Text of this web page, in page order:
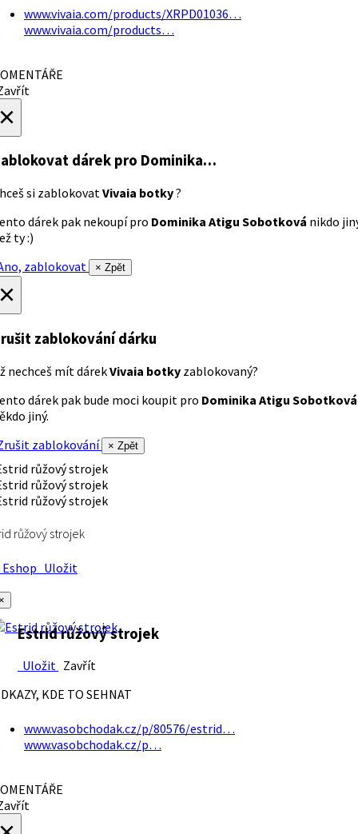
www.vivaia.com/products/XRPD01036…
www.vivaia.com/products…
dárek pro Dominika…
si zablokovatVivaia botky?
dárek pak nekoupí pro Dominika Atigu Sobotková nikdo
ty :)
zablokovat
× Zpět
zablokování dárku
nechceš mít dárekVivaia botky zablokovaný?
dárek pak bude moci koupit pro Dominika Atigu Sobotková
jiný.
zablokování
× Zpět
růžový strojek
Uložit
Estrid růžový strojek
Uložit Zavřít
KDE TO SEHNAT
www.vasobchodak.cz/p/80576/estrid…
www.vasobchodak.cz/p…